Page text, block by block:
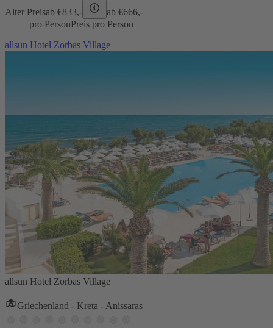
Alter Preisab €833,- ab €666,-
pro PersonPreis pro Person
allsun Hotel Zorbas Village
allsun Hotel Zorbas Village
Griechenland - Kreta - Anissaras